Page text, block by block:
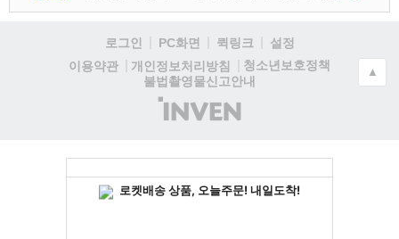
로그인 PC화면 퀵링크
설정
이용약관
개인정보처리방침
청소년보호정책
불법촬영물신고안내
(주)
인
▲